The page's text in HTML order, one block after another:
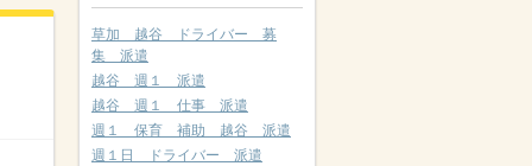
草加 越谷 ドライバー 募
集 派遣
越谷 週１ 派遣
越谷 週１ 仕事 派遣
週１ 保育 補助 越谷 派遣
週１日 ドライバー 派遣